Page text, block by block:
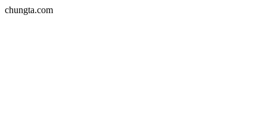
chungta.com